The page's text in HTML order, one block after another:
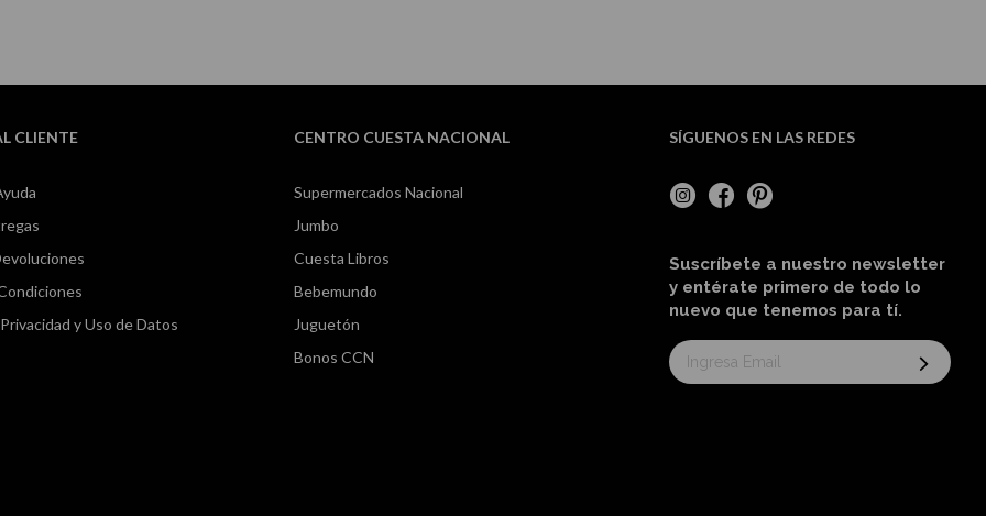
CLIENTE
y Uso de Datos
CENTRO CUESTA NACIONAL
Supermercados Nacional
Jumbo
Cuesta Libros
Bebemundo
Juguetón
Bonos CCN
SÍGUENOS EN LAS REDES
Suscríbete a nuestro newsletter
y entérate primero de todo lo
nuevo que tenemos para tí.
Suscríbase
al